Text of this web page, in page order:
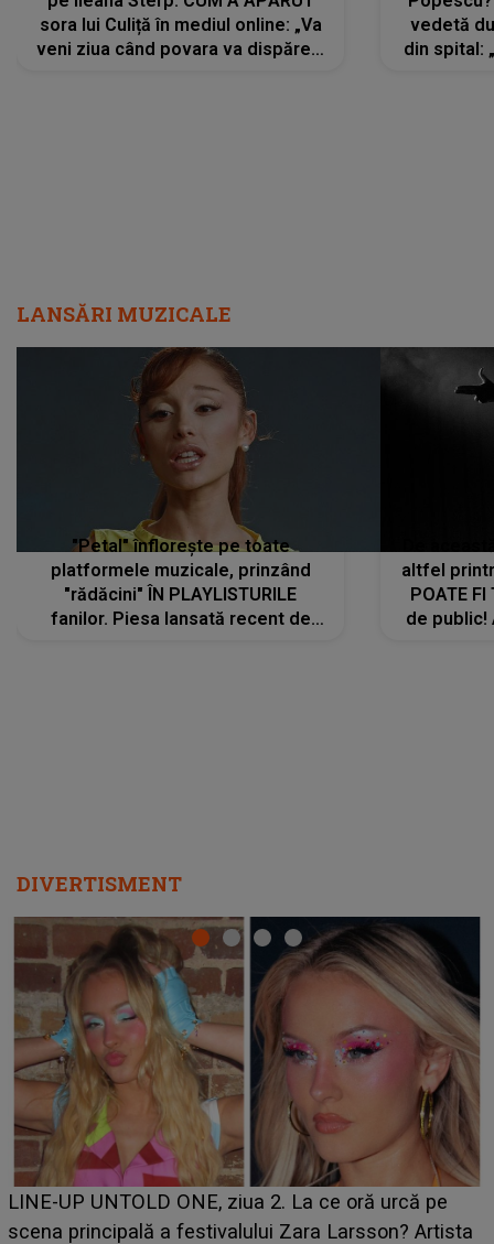
sora lui Culiță în mediul online: „Va
veni ziua când povara va dispărea,
vedetă
din spital:
LANSĂRI MUZICALE
"Petal" înflorește pe toate
platformele muzicale, prinzând
"rădăcini" ÎN PLAYLISTURILE
fanilor. Piesa lansată recent de
altfel
POATE FI
de public!
DIVERTISMENT
Ce a dezvăluit noua concurentă din "Casa Iubirii" l-a
luat prin surprindere pe Emanuel. CINE ESTE